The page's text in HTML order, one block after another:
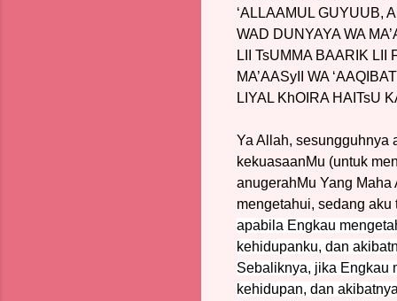
‘ALLAAMUL GUYUUB,
WAD DUNYAYA WA
LII TsUMMA BAARIK LII
MA’AASyII WA
LIYAL KhOIRA HAITsU
Ya Allah, sesungguhnya
kekuasaanMu (untuk
anugerahMu Yang
mengetahui, sedang
apabila Engkau
kehidupanku, dan
Sebaliknya, jika Engkau
kehidupan, dan